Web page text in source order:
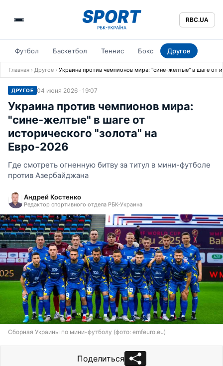
RBC.UA
Футбол Баскетбол Теннис Бокс Другое
Главная › Другое › Украина против чемпионов мира: "сине-желтые" в шаге от
ДРУГОЕ 04 июня 2026 · 19:07
Украина против чемпионов мира:
"сине-желтые" в шаге от
исторического "золота" на
Евро-2026
Где смотреть огненную битву за титул в мини-футболе
против Азербайджана
Андрей Костенко
Редактор спортивного отдела РБК-Украина
Сборная Украины по мини-футболу (фото: emfeuro.eu)
Поделиться